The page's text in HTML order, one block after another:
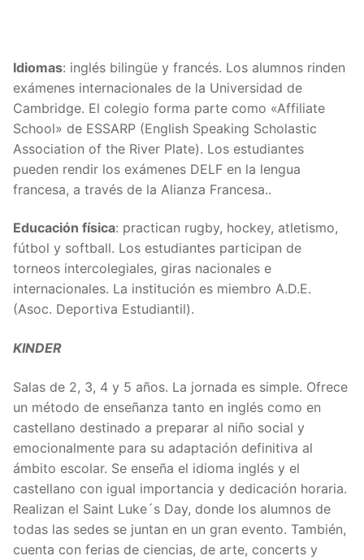
Idiomas: inglés bilingüe y francés. Los alumnos rinden
exámenes internacionales de la Universidad de
Cambridge. El colegio forma parte como «Affiliate
School» de ESSARP (English Speaking Scholastic
Association of the River Plate). Los estudiantes
pueden rendir los exámenes DELF en la lengua
francesa, a través de la Alianza Francesa..
Educación física: practican rugby, hockey, atletismo,
fútbol y softball. Los estudiantes participan de
torneos intercolegiales, giras nacionales e
internacionales. La institución es miembro A.D.E.
(Asoc. Deportiva Estudiantil).
KINDER
Salas de 2, 3, 4 y 5 años. La jornada es simple. Ofrece
un método de enseñanza tanto en inglés como en
castellano destinado a preparar al niño social y
emocionalmente para su adaptación definitiva al
ámbito escolar. Se enseña el idioma inglés y el
castellano con igual importancia y dedicación horaria.
Realizan el Saint Luke´s Day, donde los alumnos de
todas las sedes se juntan en un gran evento. También,
cuenta con ferias de ciencias, de arte, concerts y